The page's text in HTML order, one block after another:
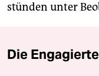
stünden unter
Die